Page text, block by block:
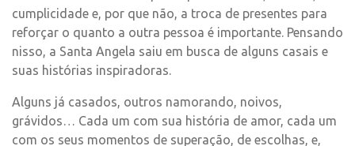
cumplicidade e, por que não, a troca de presentes para
reforçar o quanto a outra pessoa é importante. Pensando
nisso, a Santa Angela saiu em busca de alguns casais e
suas histórias inspiradoras.
Alguns já casados, outros namorando, noivos,
grávidos… Cada um com sua história de amor, cada um
com os seus momentos de superação, de escolhas, e,